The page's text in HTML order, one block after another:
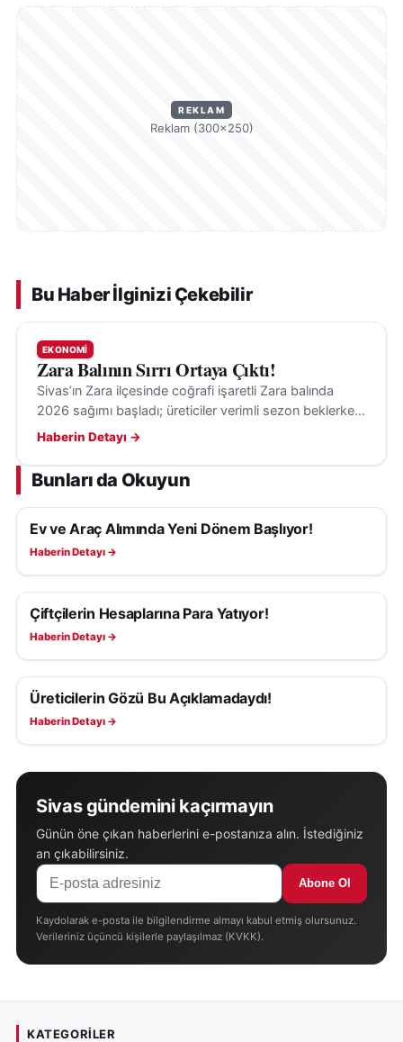
REKLAM
Reklam (300×250)
Bu Haber İlginizi Çekebilir
EKONOMI
Zara Balının Sırrı Ortaya Çıktı!
Sivas’ın Zara ilçesinde coğrafi işaretli Zara balında
2026 sağımı başladı; üreticiler verimli sezon beklerken,
tescilli üretim için çağrı yapıldı.
Haberin Detayı →
Bunları da Okuyun
EKONOMI
Ev ve Araç Alımında Yeni Dönem Başlıyor!
Haberin Detayı →
EKONOMI
Çiftçilerin Hesaplarına Para Yatıyor!
Haberin Detayı →
EKONOMI
Üreticilerin Gözü Bu Açıklamadaydı!
Haberin Detayı →
Sivas gündemini kaçırmayın
Günün öne çıkan haberlerini e-postanıza alın. İstediğiniz
an çıkabilirsiniz.
Abone Ol
Kaydolarak e-posta ile bilgilendirme almayı kabul etmiş olursunuz.
Verileriniz üçüncü kişilerle paylaşılmaz (KVKK).
KATEGORILER